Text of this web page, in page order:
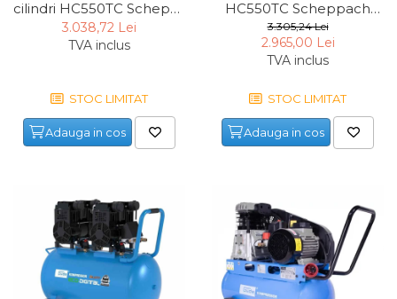
cilindri HC550TC Scheppach 5906147901,
2200 W, 100 L, 10 bari
3.038,72 Lei
TVA inclus
STOC LIMITAT
Adauga in cos
HC550TC Scheppach
5906147902, 400 V, 3000
W, 100 L, 10 bari
3.305,24 Lei
2.965,00 Lei
TVA inclus
STOC LIMITAT
Adauga in cos